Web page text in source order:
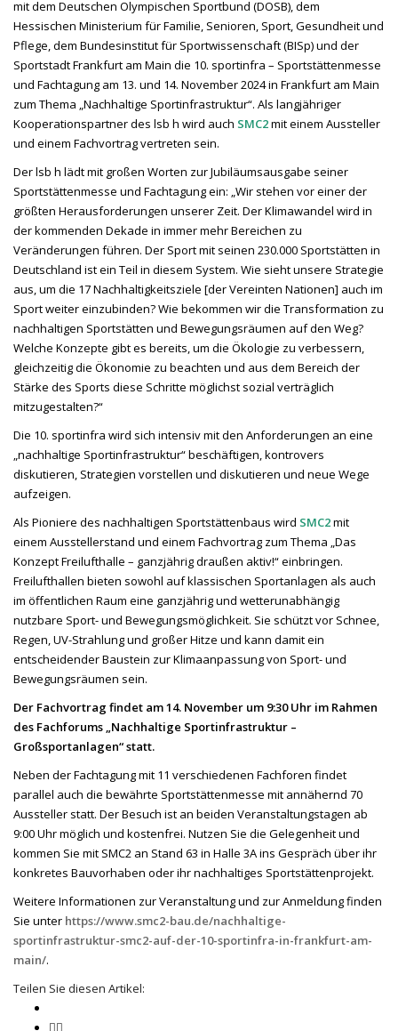
mit dem Deutschen Olympischen Sportbund (DOSB), dem
Hessischen Ministerium für Familie, Senioren, Sport, Gesundheit und
Pflege, dem Bundesinstitut für Sportwissenschaft (BISp) und der
Sportstadt Frankfurt am Main die 10. sportinfra – Sportstättenmesse
und Fachtagung am 13. und 14. November 2024 in Frankfurt am Main
zum Thema „Nachhaltige Sportinfrastruktur“. Als langjähriger
Kooperationspartner des lsb h wird auch SMC2mit einem Aussteller
und einem Fachvortrag vertreten sein.
Der lsb h lädt mit großen Worten zur Jubiläumsausgabe seiner
Sportstättenmesse und Fachtagung ein: „Wir stehen vor einer der
größten Herausforderungen unserer Zeit. Der Klimawandel wird in
der kommenden Dekade in immer mehr Bereichen zu
Veränderungen führen. Der Sport mit seinen 230.000 Sportstätten in
Deutschland ist ein Teil in diesem System. Wie sieht unsere Strategie
aus, um die 17 Nachhaltigkeitsziele [der Vereinten Nationen] auch im
Sport weiter einzubinden? Wie bekommen wir die Transformation zu
nachhaltigen Sportstätten und Bewegungsräumen auf den Weg?
Welche Konzepte gibt es bereits, um die Ökologie zu verbessern,
gleichzeitig die Ökonomie zu beachten und aus dem Bereich der
Stärke des Sports diese Schritte möglichst sozial verträglich
mitzugestalten?“
Die 10. sportinfra wird sich intensiv mit den Anforderungen an eine
„nachhaltige Sportinfrastruktur“ beschäftigen, kontrovers
diskutieren, Strategien vorstellen und diskutieren und neue Wege
aufzeigen.
Als Pioniere des nachhaltigen Sportstättenbaus wird SMC2mit
einem Ausstellerstand und einem Fachvortrag zum Thema „Das
Konzept Freilufthalle – ganzjährig draußen aktiv!“ einbringen.
Freilufthallen bieten sowohl auf klassischen Sportanlagen als auch
im öffentlichen Raum eine ganzjährig und wetterunabhängig
nutzbare Sport- und Bewegungsmöglichkeit. Sie schützt vor Schnee,
Regen, UV-Strahlung und großer Hitze und kann damit ein
entscheidender Baustein zur Klimaanpassung von Sport- und
Bewegungsräumen sein.
Der Fachvortrag findet am 14. November um 9:30 Uhr im Rahmen
des Fachforums „Nachhaltige Sportinfrastruktur –
Großsportanlagen“ statt.
Neben der Fachtagung mit 11 verschiedenen Fachforen findet
parallel auch die bewährte Sportstättenmesse mit annähernd 70
Aussteller statt. Der Besuch ist an beiden Veranstaltungstagen ab
9:00 Uhr möglich und kostenfrei. Nutzen Sie die Gelegenheit und
kommen Sie mit SMC2 an Stand 63 in Halle 3A ins Gespräch über ihr
konkretes Bauvorhaben oder ihr nachhaltiges Sportstättenprojekt.
Weitere Informationen zur Veranstaltung und zur Anmeldung finden
Sie unter https://www.smc2-bau.de/nachhaltige-
sportinfrastruktur-smc2-auf-der-10-sportinfra-in-frankfurt-am-
main/.
Teilen Sie diesen Artikel: